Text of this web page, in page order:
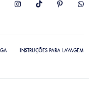
INSTRUÇÕES PARA LAVAGEM